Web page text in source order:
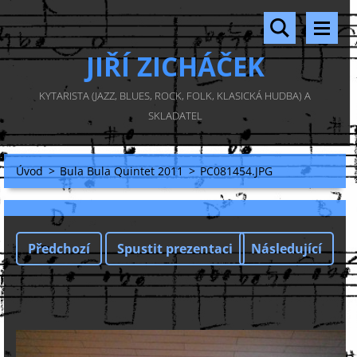
JIŘÍ ZICHÁČEK
KYTARISTA (JAZZ, BLUES, ROCK, FOLK, KLASICKÁ HUDBA) A
SKLADATEL
Úvod > Bula Bula Quintet 2011 > PC081454.JPG
Předchozí Spustit prezentaci Následující